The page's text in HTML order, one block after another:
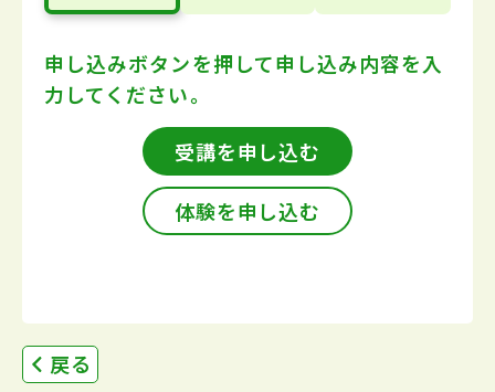
申し込みボタンを押して申し込み内容を入
力してください。
受講を申し込む
体験を申し込む
戻る